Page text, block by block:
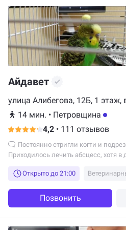
Айдавет
улица Алибегова, 12Б, 1
14 мин. • Петровщина
4,2 • 111 отзывов
Приходилось лечить абсцесс, хотя
Васильевну и Залесскую Викторию
Открыто до 21:00
Позвонить